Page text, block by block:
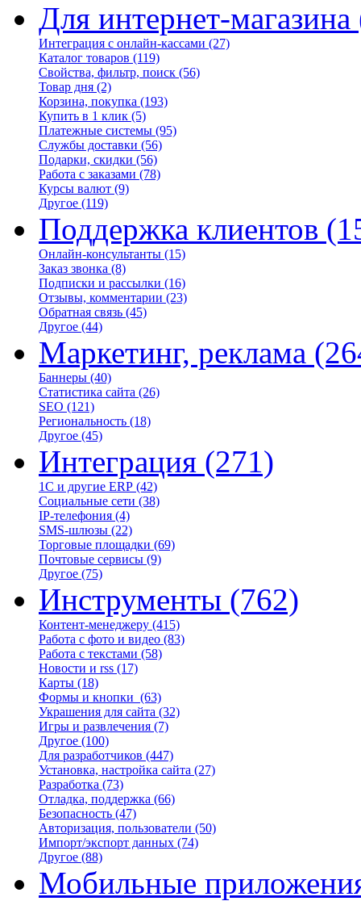
Для интернет-магазина
Интеграция с онлайн-кассами (27)
Каталог товаров (119)
Свойства, фильтр, поиск (56)
Товар дня (2)
Корзина, покупка (193)
Купить в 1 клик (5)
Платежные системы (95)
Службы доставки (56)
Подарки, скидки (56)
Работа с заказами (78)
Курсы валют (9)
Другое (119)
Поддержка клиентов
Онлайн-консультанты (15)
Заказ звонка (8)
Подписки и рассылки (16)
Отзывы, комментарии (23)
Обратная связь (45)
Другое (44)
Маркетинг, реклама
Баннеры (40)
Статистика сайта (26)
SEO (121)
Региональность (18)
Другое (45)
Интеграция (271)
1С и другие ERP (42)
Социальные сети (38)
IP-телефония (4)
SMS-шлюзы (22)
Торговые площадки (69)
Почтовые сервисы (9)
Другое (75)
Инструменты (762)
Контент-менеджеру (415)
Работа с фото и видео (83)
Работа с текстами (58)
Новости и rss (17)
Карты (18)
Формы и кнопки (63)
Украшения для сайта (32)
Игры и развлечения (7)
Другое (100)
Для разработчиков (447)
Установка, настройка сайта (27)
Разработка (73)
Отладка, поддержка (66)
Безопасность (47)
Авторизация, пользователи (50)
Импорт/экспорт данных (74)
Другое (88)
Мобильные